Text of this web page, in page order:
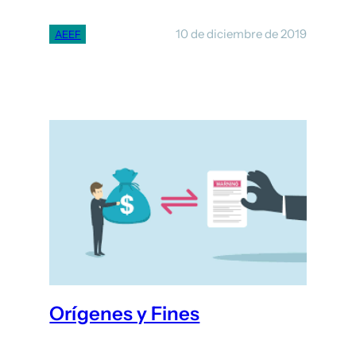
AEEF 10 de diciembre de 2019
Orígenes y Fines